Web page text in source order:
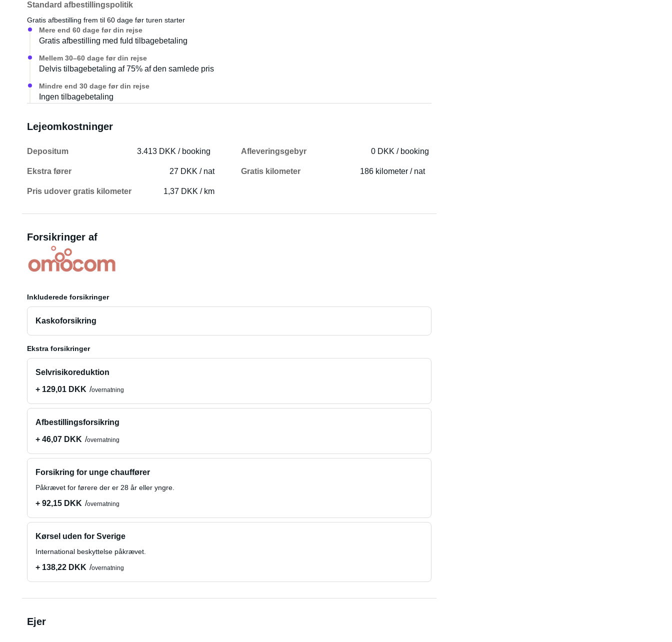
Standard afbestillingspolitik
Gratis afbestilling frem til 60 dage før turen starter
Mere end 60 dage før din rejse
Gratis afbestilling med fuld tilbagebetaling
Mellem 30–60 dage før din rejse
Delvis tilbagebetaling af 75% af den samlede pris
Mindre end 30 dage før din rejse
Ingen tilbagebetaling
Lejeomkostninger
Depositum 3.413 DKK / booking Afleveringsgebyr 0 DKK / booking
Ekstra fører 27 DKK / nat Gratis kilometer 186 kilometer / nat
Pris udover gratis kilometer 1,37 DKK / km
Forsikringer af
Inkluderede forsikringer
Kaskoforsikring
Ekstra forsikringer
Selvrisikoreduktion
+ 129,01 DKK
overnatning
Afbestillingsforsikring
+ 46,07 DKK
overnatning
Forsikring for unge chauffører
Påkrævet for førere der er 28 år eller yngre.
+ 92,15 DKK overnatning
Kørsel uden for Sverige
International beskyttelse påkrævet.
+ 138,22 DKK overnatning
Ejer